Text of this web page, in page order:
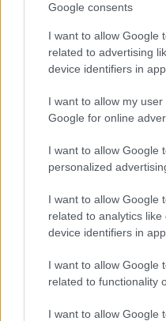
Google consents
I want to allow Google
related to advertising
device identifiers in
I want to allow my
Google for online
I want to allow Google
personalized
I want to allow Google
related to analytics
device identifiers in
I want to allow Google
related to functionality
I want to allow Google
Μιλώντας στο
ότι όλα ξεκίνησαν
ενδομητρίωσης:
γιατροί μου είπαν
μπορέσω να κάνω
μπορούν να με
και βρήκα τι μπορώ
την υγεία μου, να
δυνατή. Πήγα
προπονούμαι. Και
Σήμερα, η Κάιλα
δύναμης σε
κυρίως γυναίκες -
αλλάξουν τη ζωή